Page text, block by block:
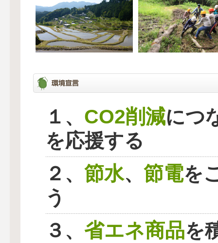
１、 CO2削減につ
を応援する
２、 節水、 節電を
う
３、 省エネ商品を